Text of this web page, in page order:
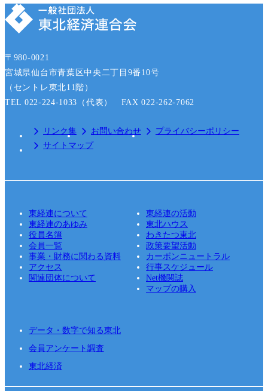
〒980-0021
宮城県仙台市青葉区中央二丁目9番10号
（セントレ東北11階）
TEL 022-224-1033（代表） FAX 022-262-7062
リンク集 お問い合わせ
プライバシーポリシー
サイトマップ
東経連について
東経連の活動
東経連のあゆみ
東北ハウス
役員名簿
わきたつ東北
会員一覧
政策要望活動
事業・財務に関わる資料
カーボンニュートラル
アクセス
行事スケジュール
関連団体について
Net機関誌
マップの購入
データ・数字で知る東北
会員アンケート調査
東北経済